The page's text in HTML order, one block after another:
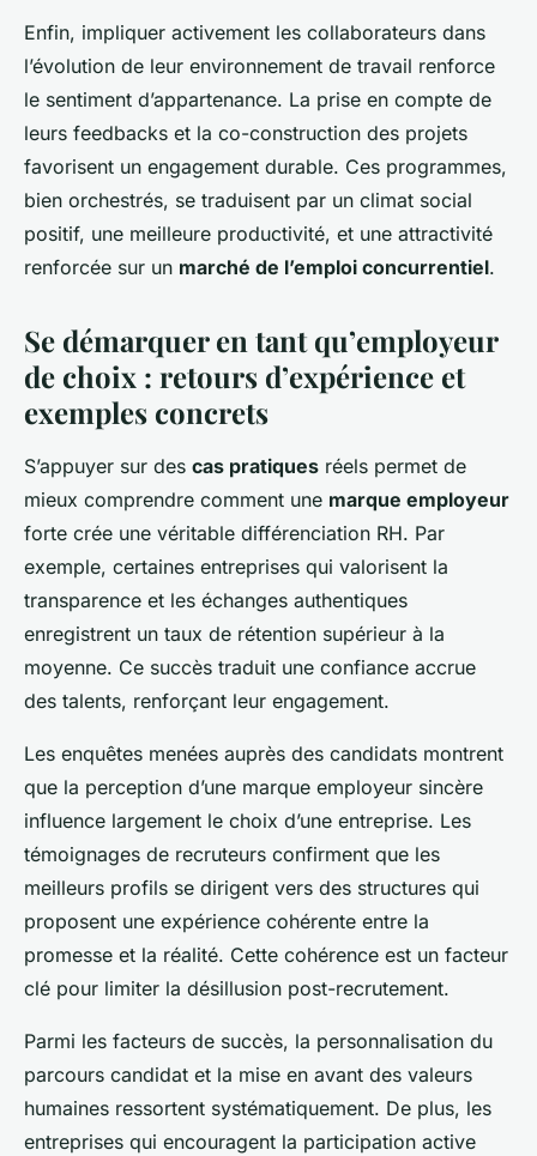
Enfin, impliquer activement les collaborateurs dans
l’évolution de leur environnement de travail renforce
le sentiment d’appartenance. La prise en compte de
leurs feedbacks et la co-construction des projets
favorisent un engagement durable. Ces programmes,
bien orchestrés, se traduisent par un climat social
positif, une meilleure productivité, et une attractivité
renforcée sur un marché de l’emploi concurrentiel.
Se démarquer en tant qu’employeur
de choix : retours d’expérience et
exemples concrets
S’appuyer sur des cas pratiques réels permet de
mieux comprendre comment une marque employeur
forte crée une véritable différenciation RH. Par
exemple, certaines entreprises qui valorisent la
transparence et les échanges authentiques
enregistrent un taux de rétention supérieur à la
moyenne. Ce succès traduit une confiance accrue
des talents, renforçant leur engagement.
Les enquêtes menées auprès des candidats montrent
que la perception d’une marque employeur sincère
influence largement le choix d’une entreprise. Les
témoignages de recruteurs confirment que les
meilleurs profils se dirigent vers des structures qui
proposent une expérience cohérente entre la
promesse et la réalité. Cette cohérence est un facteur
clé pour limiter la désillusion post-recrutement.
Parmi les facteurs de succès, la personnalisation du
parcours candidat et la mise en avant des valeurs
humaines ressortent systématiquement. De plus, les
entreprises qui encouragent la participation active